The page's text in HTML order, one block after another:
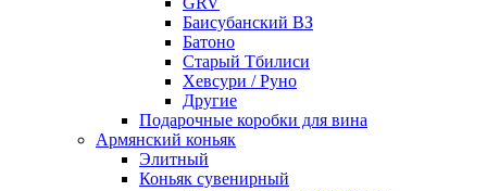
Баисубанский ВЗ
Батоно
Старый Тбилиси
Хевсури / Руно
Другие
Подарочные коробки для вина
Армянский коньяк
Элитный
Коньяк сувенирный